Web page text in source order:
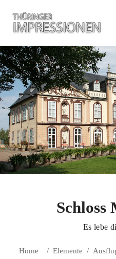
Schloss
Es lebe
Home / Elemente /